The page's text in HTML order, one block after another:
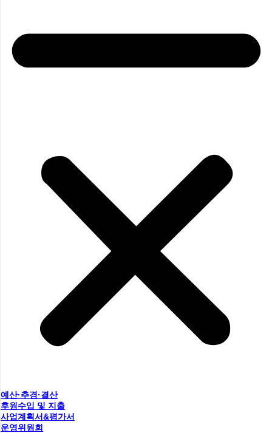
예산·추경·결산
후원수입 및 지출
사업계획서&평가서
운영위원회